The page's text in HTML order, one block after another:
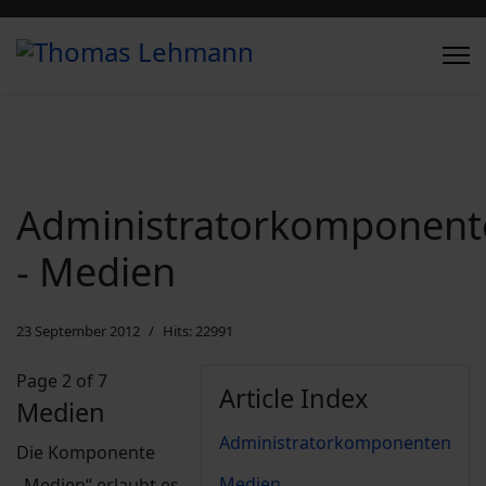
- Medien
23 September 2012 Hits: 22991
Article Index
Administratorkomponenten
Page 2 of 7
Medien
Die Komponente